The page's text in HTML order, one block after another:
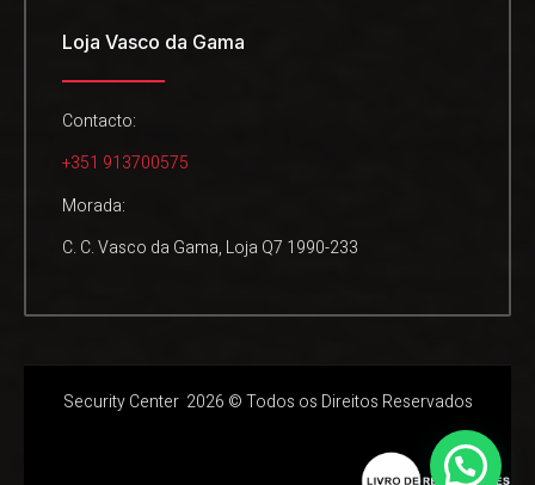
Loja Vasco da Gama
Contacto:
+351 913700575
Morada:
C. C. Vasco da Gama, Loja Q7 1990-233
Security Center 2026 © Todos os Direitos Reservados